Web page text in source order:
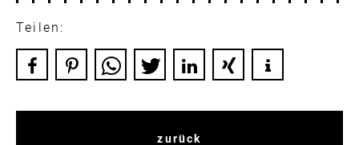
Teilen:
zurück